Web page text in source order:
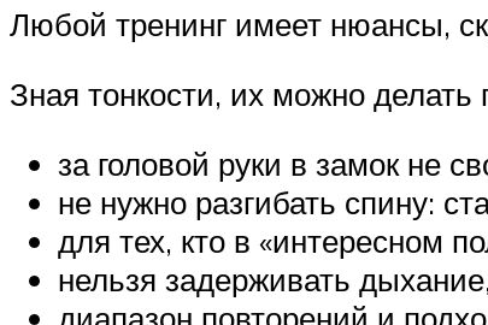
Любой тренинг имеет нюансы,
Зная тонкости, их можно делать
за головой руки в замок не
не нужно разгибать спину:
для тех, кто в «интересном
нельзя задерживать
диапазон повторений и